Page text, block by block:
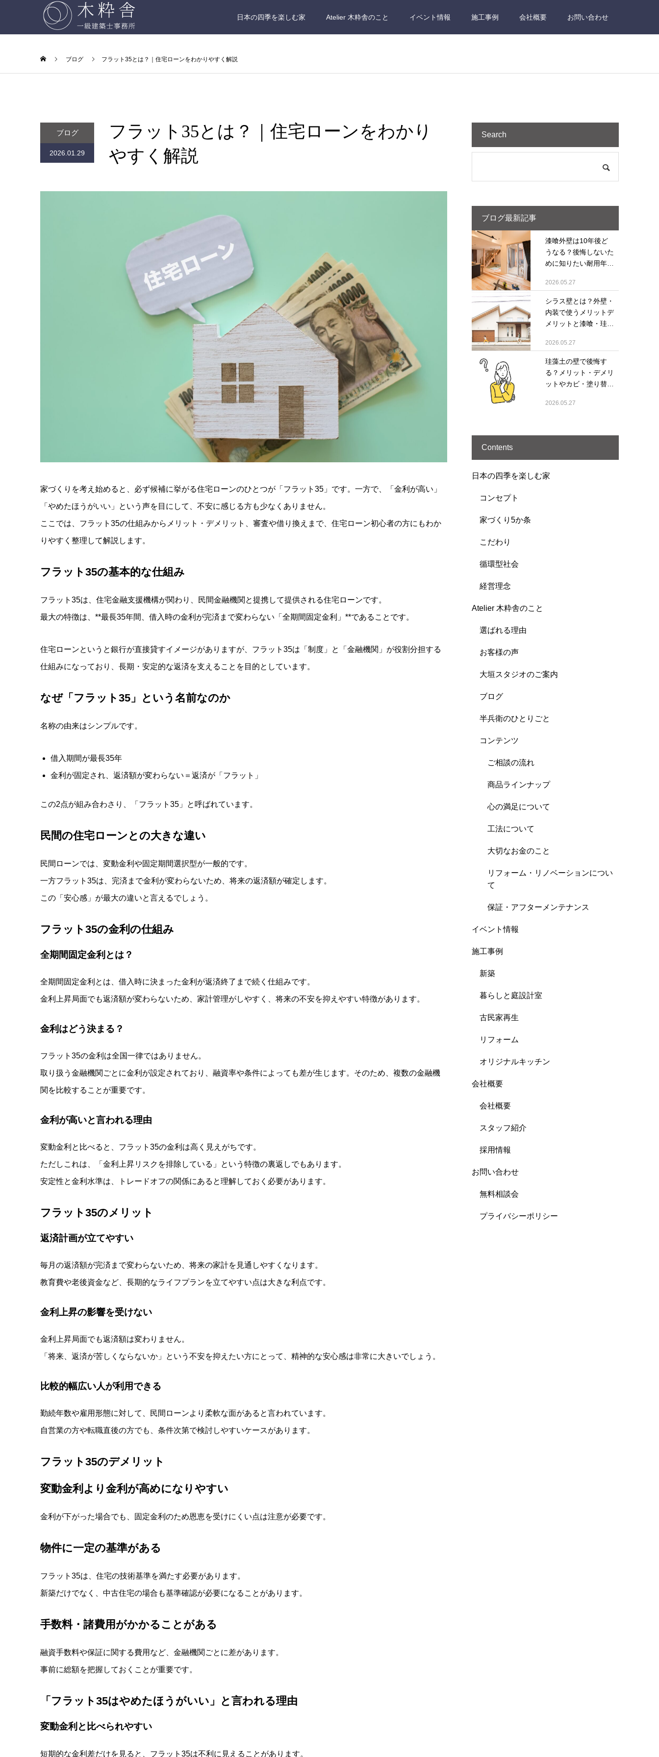
日本の四季を楽しむ家 Atelier 木粋舎のこと イベント情報 施工事例 会社概要 お問い合わせ
ブログ フラット35とは？｜住宅ローンをわかりやすく解説
ブログ
2026.01.29
フラット35とは？｜住宅ローンをわかり
やすく解説
家づくりを考え始めると、必ず候補に挙がる住宅ローンのひとつが「フラット35」です。一方で、「金利が高い」
「やめたほうがいい」という声を目にして、不安に感じる方も少なくありません。
ここでは、フラット35の仕組みからメリット・デメリット、審査や借り換えまで、住宅ローン初心者の方にもわか
りやすく整理して解説します。
フラット 35の基本的な仕組み
フラット35は、住宅金融支援機構が関わり、民間金融機関と提携して提供される住宅ローンです。
最大の特徴は、**最長35年間、借入時の金利が完済まで変わらない「全期間固定金利」**であることです。
住宅ローンというと銀行が直接貸すイメージがありますが、フラット35は「制度」と「金融機関」が役割分担する
仕組みになっており、長期・安定的な返済を支えることを目的としています。
なぜ「フラット 35 」という名前なのか
名称の由来はシンプルです。
借入期間が最長35年
金利が固定され、返済額が変わらない＝返済が「フラット」
この2点が組み合わさり、「フラット35」と呼ばれています。
民間の住宅ローンとの大きな違い
民間ローンでは、変動金利や固定期間選択型が一般的です。
一方フラット35は、完済まで金利が変わらないため、将来の返済額が確定します。
この「安心感」が最大の違いと言えるでしょう。
フラット 35の金利の仕組み
全期間固定金利とは？
全期間固定金利とは、借入時に決まった金利が返済終了まで続く仕組みです。
金利上昇局面でも返済額が変わらないため、家計管理がしやすく、将来の不安を抑えやすい特徴があります。
金利はどう決まる？
フラット35の金利は全国一律ではありません。
取り扱う金融機関ごとに金利が設定されており、融資率や条件によっても差が生じます。そのため、複数の金融機
関を比較することが重要です。
金利が高いと言われる理由
変動金利と比べると、フラット35の金利は高く見えがちです。
ただしこれは、「金利上昇リスクを排除している」という特徴の裏返しでもあります。
安定性と金利水準は、トレードオフの関係にあると理解しておく必要があります。
フラット 35のメリット
返済計画が立てやすい
毎月の返済額が完済まで変わらないため、将来の家計を見通しやすくなります。
教育費や老後資金など、長期的なライフプランを立てやすい点は大きな利点です。
金利上昇の影響を受けない
金利上昇局面でも返済額は変わりません。
「将来、返済が苦しくならないか」という不安を抑えたい方にとって、精神的な安心感は非常に大きいでしょう。
比較的幅広い人が利用できる
勤続年数や雇用形態に対して、民間ローンより柔軟な面があると言われています。
自営業の方や転職直後の方でも、条件次第で検討しやすいケースがあります。
フラット 35のデメリット
変動金利より金利が高めになりやすい
金利が下がった場合でも、固定金利のため恩恵を受けにくい点は注意が必要です。
物件に一定の基準がある
フラット35は、住宅の技術基準を満たす必要があります。
新築だけでなく、中古住宅の場合も基準確認が必要になることがあります。
手数料・諸費用がかかることがある
融資手数料や保証に関する費用など、金融機関ごとに差があります。
事前に総額を把握しておくことが重要です。
「フラット 35はやめたほうがいい」と言われる理由
変動金利と比べられやすい
短期的な金利差だけを見ると、フラット35は不利に見えることがあります。
Search
ブログ最新記事
漆喰外壁は10年後ど
うなる？後悔しないた
めに知りたい耐用年
2026.05.27
シラス壁とは？外壁・
内装で使うメリットデ
メリットと漆喰・珪
2026.05.27
珪藻土の壁で後悔す
る？メリット・デメリ
ットやカビ・塗り替え
2026.05.27
Contents
日本の四季を楽しむ家
コンセプト
家づくり5か条
こだわり
循環型社会
経営理念
Atelier 木粋舎のこと
選ばれる理由
お客様の声
大垣スタジオのご案内
ブログ
半兵衛のひとりごと
コンテンツ
ご相談の流れ
商品ラインナップ
心の満足について
工法について
大切なお金のこと
リフォーム・リノベーションについ
て
保証・アフターメンテナンス
イベント情報
施工事例
新築
暮らしと庭設計室
古民家再生
リフォーム
オリジナルキッチン
会社概要
会社概要
スタッフ紹介
採用情報
お問い合わせ
無料相談会
プライバシーポリシー